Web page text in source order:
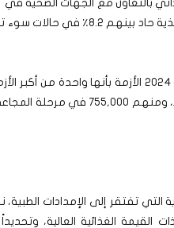
الأطفال دون 5 سنوات في مخيم زمزم
وقد وصف مكتب تنسيق الشؤون الإنسانية في يونيو 2024
تفتقر إلى الإمدادات الطبية،
القيمة الغذائية العالية،